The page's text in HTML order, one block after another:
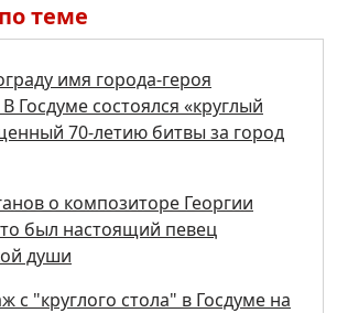
теме
имя города-героя
Госдуме состоялся «круглый
70-летию битвы за город
о композиторе Георгии
был настоящий певец
души
с "круглого стола" в Госдуме на